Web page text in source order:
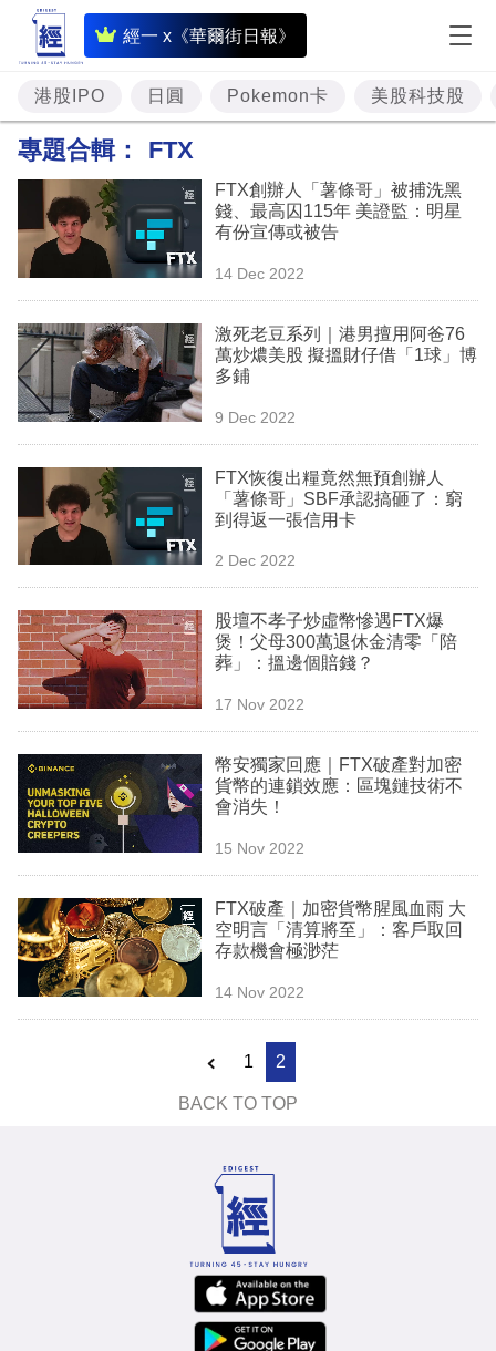
經一 x《華爾街日報》
即
時
財
經
題
投
資
樓
市
理
業
科
技
職
場
生
時
事
欄
訂
閱
港股IPO 日圓 Pokemon卡 美股科技股
專題合輯： FTX
FTX創辦人「薯條哥」被捕洗黑
錢、最高囚115年 美證監：明星
有份宣傳或被告
14 Dec 2022
激死老豆系列｜港男擅用阿爸76
萬炒燶美股 擬搵財仔借「1球」博
多鋪
9 Dec 2022
FTX恢復出糧竟然無預創辦人
「薯條哥」SBF承認搞砸了：窮
到得返一張信用卡
2 Dec 2022
股壇不孝子炒虛幣慘遇FTX爆
煲！父母300萬退休金清零「陪
葬」：搵邊個賠錢？
17 Nov 2022
幣安獨家回應｜FTX破產對加密
貨幣的連鎖效應：區塊鏈技術不
會消失！
15 Nov 2022
FTX破產｜加密貨幣腥風血雨 大
空明言「清算將至」：客戶取回
存款機會極渺茫
14 Nov 2022
1 2
BACK TO TOP